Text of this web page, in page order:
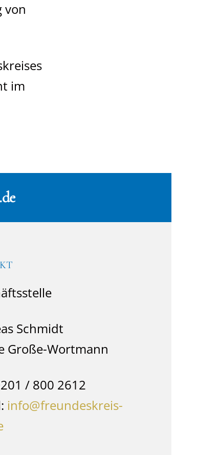
von
im
Schmidt
Große-Wortmann
/ 800 2612
info@freundeskreis-